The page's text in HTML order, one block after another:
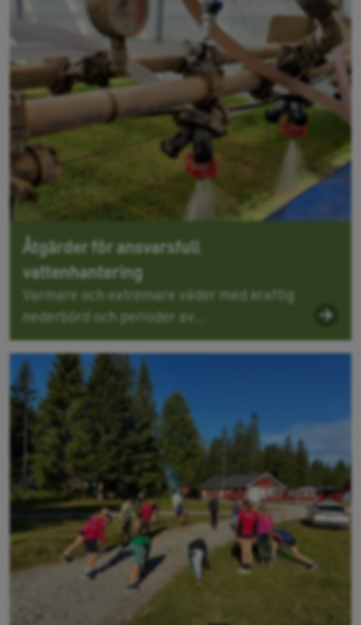
Åtgärder för ansvarsfull
vattenhantering
Varmare och extremare väder med kraftig
nederbörd och perioder av...